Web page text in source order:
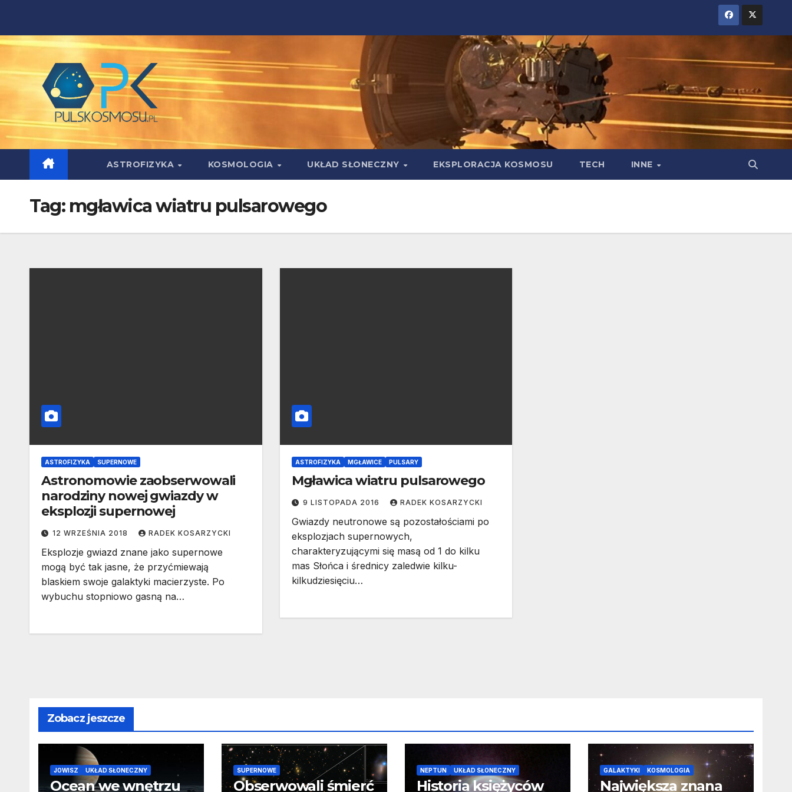
content
ASTROFIZYKA KOSMOLOGIA UKŁAD SŁONECZNY EKSPLORACJA KOSMOSU TECH INNE
Tag: mgławica wiatru pulsarowego
ASTROFIZYKA SUPERNOWE
Astronomowie zaobserwowali
narodziny nowej gwiazdy w
eksplozji supernowej
12 WRZEŚNIA 2018 RADEK KOSARZYCKI
Eksplozje gwiazd znane jako supernowe
mogą być tak jasne, że przyćmiewają
blaskiem swoje galaktyki macierzyste. Po
wybuchu stopniowo gasną na…
ASTROFIZYKA MGŁAWICE PULSARY
Mgławica wiatru pulsarowego
9 LISTOPADA 2016 RADEK KOSARZYCKI
Gwiazdy neutronowe są pozostałościami po
eksplozjach supernowych,
charakteryzującymi się masą od 1 do kilku
mas Słońca i średnicy zaledwie kilku-
kilkudziesięciu…
Zobacz jeszcze
JOWISZ UKŁAD SŁONECZNY
Ocean we wnętrzu
SUPERNOWE
Obserwowali śmierć
NEPTUN UKŁAD SŁONECZNY
Historia księżyców
GALAKTYKI KOSMOLOGIA
Największa znana